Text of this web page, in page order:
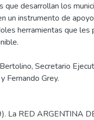
desarrollan los
un instrumento de
herramientas que les
Secretario
Fernando Grey.
La RED ARGENTINA